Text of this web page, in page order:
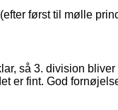
først til mølle
så 3. division
er fint. God